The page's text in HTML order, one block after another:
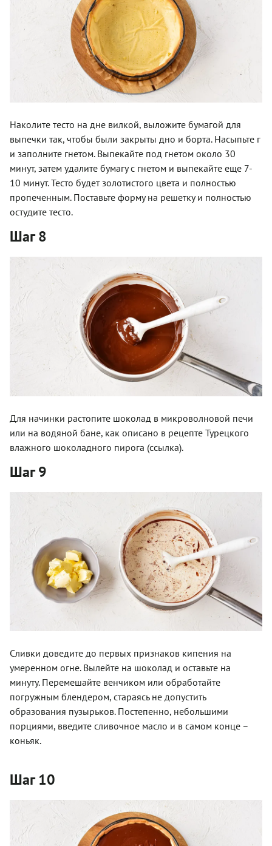
Наколите тесто на дне вилкой, выложите бумагой для
выпечки так, чтобы были закрыты дно и борта. Насыпьте г
и заполните гнетом. Выпекайте под гнетом около 30
минут, затем удалите бумагу с гнетом и выпекайте еще 7-
10 минут. Тесто будет золотистого цвета и полностью
пропеченным. Поставьте форму на решетку и полностью
остудите тесто.
Шаг 8
Для начинки растопите шоколад в микроволновой печи
или на водяной бане, как описано в рецепте Турецкого
влажного шоколадного пирога (ссылка).
Шаг 9
Сливки доведите до первых признаков кипения на
умеренном огне. Вылейте на шоколад и оставьте на
минуту. Перемешайте венчиком или обработайте
погружным блендером, стараясь не допустить
образования пузырьков. Постепенно, небольшими
порциями, введите сливочное масло и в самом конце –
коньяк.
Шаг 10